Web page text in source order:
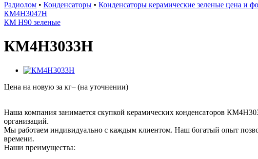
Радиолом • Конденсаторы • Конденсаторы керамические зеленые цена и
КМ4Н3047Н
КМ Н90 зеленые
КМ4Н3033Н
Цена на новую за кг– (на уточнении)
Наша компания занимается скупкой керамических конденсаторов
организаций.
Мы работаем индивидуально с каждым клиентом. Наш богатый опыт
времени.
Наши преимущества: